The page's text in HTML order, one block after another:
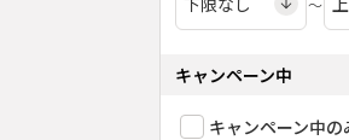
キャンペーン中
キャンペーン中の